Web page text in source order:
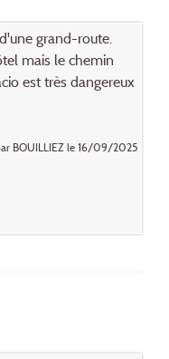
grand-route.
mais le chemin
est très dangereux
BOUILLIEZ le 16/09/2025